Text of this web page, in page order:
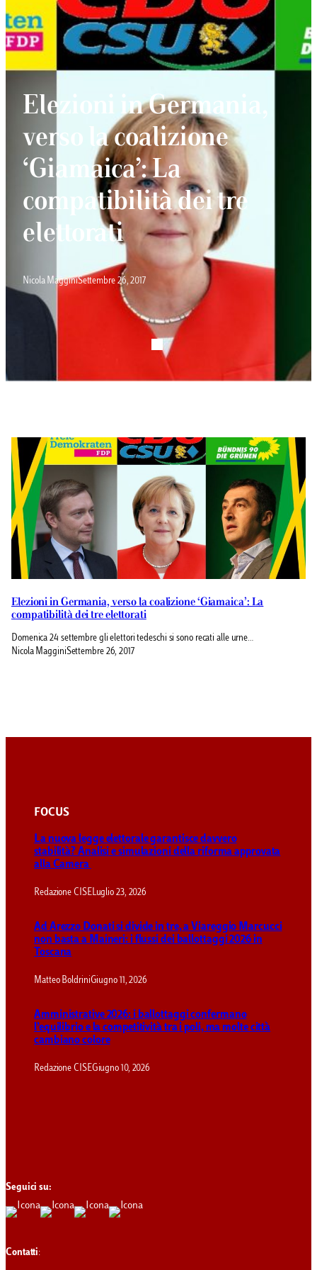
Elezioni in Germania,
verso la coalizione
‘Giamaica’: La
compatibilità dei tre
elettorati
Nicola MagginiSettembre 26, 2017
Elezioni in Germania, verso la coalizione ‘Giamaica’: La
compatibilità dei tre elettorati
Domenica 24 settembre gli elettori tedeschi si sono recati alle urne…
Nicola MagginiSettembre 26, 2017
FOCUS
La nuova legge elettorale garantisce davvero
stabilità? Analisi e simulazioni della riforma approvata
alla Camera
Redazione CISELuglio 23, 2026
Ad Arezzo Donati si divide in tre, a Viareggio Marcucci
non basta a Maineri: i flussi dei ballottaggi 2026 in
Toscana
Matteo BoldriniGiugno 11, 2026
Amministrative 2026: i ballottaggi confermano
l’equilibrio e la competitività tra i poli, ma molte città
cambiano colore
Redazione CISEGiugno 10, 2026
Seguici su:
Contatti: